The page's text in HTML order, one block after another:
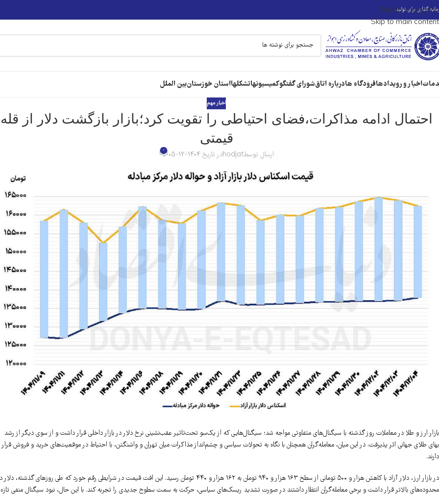
Skip to navigation
Skip to main content
گذاری برای تولید
اخبار و رویدادهافرودگاه هادرباره اتاقشورای گفتگوکمیسیونهاتشکلهااستان خوزستانبین الملل
اخبار مهم
احتمال ادامه مذاکرات،‌فضای احتیاطی را تقویت کرد؛بازار بازگشت دلار از قله
قیمتی
ارسال توسطhodjatدر تاریخ 1404-12-05 0
بازار ارز و طلا در معاملات روز گذشته با سیگنال‌های متفاوتی مواجه شد؛ سیگنال‌هایی که از یک‌سو تحت‌تاثیر عقب‌نشینی نرخ دلار در بازار داخلی قرار داشت و از سوی دیگر از رشد
بهای طلای جهانی اثر پذیرفت. در این میان، معامله‌گران همچنان با نگاه به تحولات سیاسی و چشم‌انداز مذاکرات میان تهران و واشنگتن، با احتیاط در موقعیت‌های خرید و فروش قرار
دارند.
در بازار ارز، دلار آزاد با کاهش هزار و ۵۰۰ تومانی از سطح ۱۶۳ هزار و ۹۴۰ تومان به ۱۶۲ هزار و ۴۴۰ تومان رسید. این افت قیمت در شرایطی رقم خورد که طی روزهای گذشته،
محدوده‌های بالاتر قرار داشت و برخی معامله‌گران انتظار داشتند در صورت تشدید ریسک‌های سیاسی، حرکت به سمت سطوح جدیدی را تجربه کند. با این حال، نبود سیگنال منفی تازه